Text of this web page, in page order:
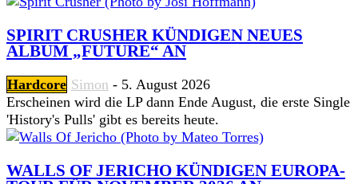
SPIRIT CRUSHER KÜNDIGEN NEUES
ALBUM „FUTURE“ AN
Hardcore Simon - 5. August 2026
Erscheinen wird die LP dann Ende August, die erste Single
'History's Pulls' gibt es bereits heute.
WALLS OF JERICHO KÜNDIGEN EUROPA-